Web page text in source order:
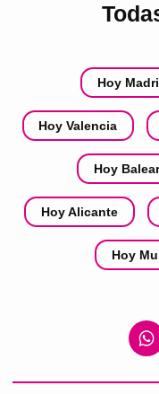
Hoy
Hoy Valencia
Hoy
Hoy Alicante
Hoy